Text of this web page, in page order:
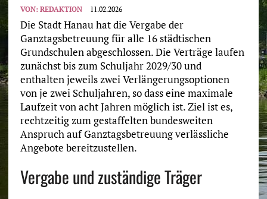
VON: REDAKTION 11.02.2026
Die Stadt Hanau hat die Vergabe der
Ganztagsbetreuung für alle 16 städtischen
Grundschulen abgeschlossen. Die Verträge laufen
zunächst bis zum Schuljahr 2029/30 und
enthalten jeweils zwei Verlängerungsoptionen
von je zwei Schuljahren, so dass eine maximale
Laufzeit von acht Jahren möglich ist. Ziel ist es,
rechtzeitig zum gestaffelten bundesweiten
Anspruch auf Ganztagsbetreuung verlässliche
Angebote bereitzustellen.
Vergabe und zuständige Träger